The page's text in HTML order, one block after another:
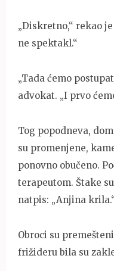
„Diskretno,“ rekao
ne spektakl.“
„Tada ćemo
advokat. „I prvo
Tog popodneva,
su promenjene,
ponovno obučeno.
terapeutom. Štake
natpis: „Anjina
Obroci su
frižideru bila su